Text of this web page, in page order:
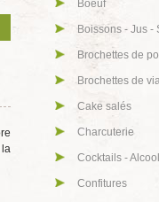
Boeuf
Boissons - Jus -
Brochettes de
Brochettes de
Cake salés
Charcuterie
Cocktails -
Confitures